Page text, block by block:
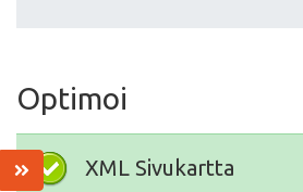
Optimoi
XML Sivukartta